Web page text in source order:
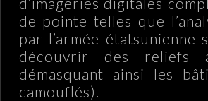
de pointe telles que
par l’armée
découvrir des
démasquant ainsi les
camouflés).